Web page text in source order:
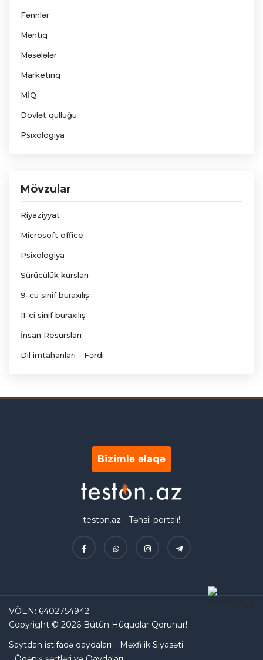
Fənnlər
Məntiq
Məsələlər
Marketinq
MİQ
Dövlət qulluğu
Psixologiya
Mövzular
Riyaziyyat
Microsoft office
Psixologiya
Sürücülük kursları
9-cu sinif buraxılış
11-ci sinif buraxılış
İnsan Resursları
Dil imtahanları - Fərdi
Bizimlə əlaqə
teston.az - Təhsil portalı!
VÖEN: 6402754942
Copyright © 2026 Bütün Hüquqlar Qorunur!
Saytdan istifadə qaydaları
Məxfilik Siyasəti